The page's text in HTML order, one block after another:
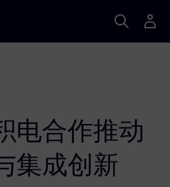
电合作推动
集成创新